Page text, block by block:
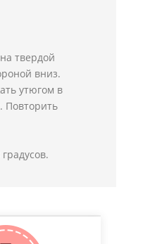
твердой
вниз.
утюгом в
Повторить